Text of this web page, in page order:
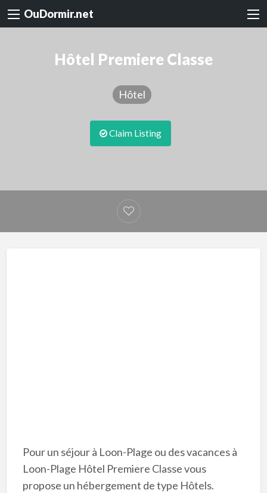
OuDormir.net
Hôtel Premiere Classe
Hôtel
Claim Listing
Pour un séjour à Loon-Plage ou des vacances à
Loon-Plage Hôtel Premiere Classe vous
propose un hébergement de type Hôtels.